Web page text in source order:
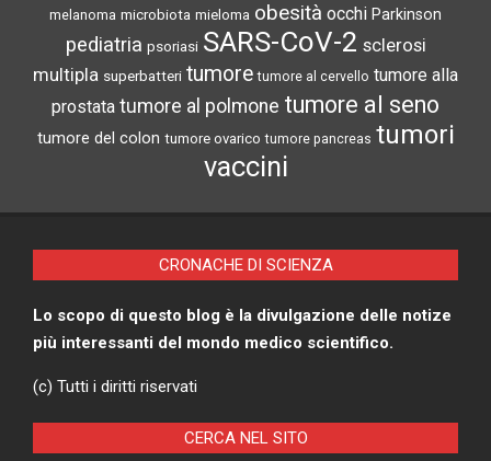
melanoma microbiota mieloma obesità occhi Parkinson
pediatria psoriasi SARS-CoV-2 sclerosi
multipla superbatteri tumore tumore al cervello tumore alla
prostata tumore al polmone tumore al seno
tumore del colon tumore ovarico tumore pancreas tumori
vaccini
CRONACHE DI SCIENZA
Lo scopo di questo blog è la divulgazione delle notize
più interessanti del mondo medico scientifico.
(c) Tutti i diritti riservati
CERCA NEL SITO